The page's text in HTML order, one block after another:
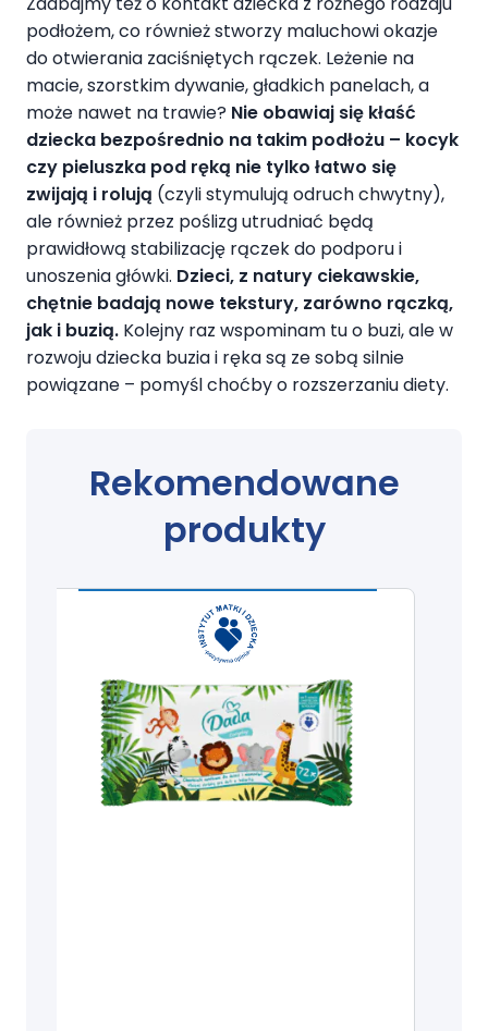
podłożem, co również stworzy maluchowi okazje
do otwierania zaciśniętych rączek. Leżenie na
macie, szorstkim dywanie, gładkich panelach, a
może nawet na trawie? Nie obawiaj się kłaść
dziecka bezpośrednio na takim podłożu – kocyk
czy pieluszka pod ręką nie tylko łatwo się
zwijają i rolują (czyli stymulują odruch chwytny),
ale również przez poślizg utrudniać będą
prawidłową stabilizację rączek do podporu i
unoszenia główki. Dzieci, z natury ciekawskie,
chętnie badają nowe tekstury, zarówno rączką,
jak i buzią. Kolejny raz wspominam tu o buzi, ale w
rozwoju dziecka buzia i ręka są ze sobą silnie
powiązane – pomyśl choćby o rozszerzaniu diety.
Rekomendowane
produkty